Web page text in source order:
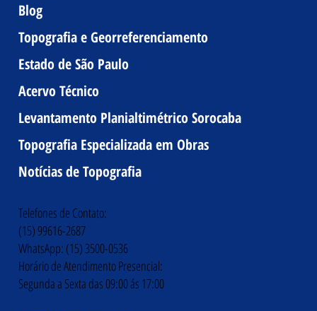
Blog
Topografia e Georreferenciamento
Estado de São Paulo
Acervo Técnico
Levantamento Planialtimétrico Sorocaba
Topografia Especializada em Obras
Notícias de Topografia
Telefones de Contato:
(15) 99616-2687
WhatsApp: (15) 3500-0536
Horário de Atendimento Presencial:
Segunda a Sexta das 09:00 ás 17:00